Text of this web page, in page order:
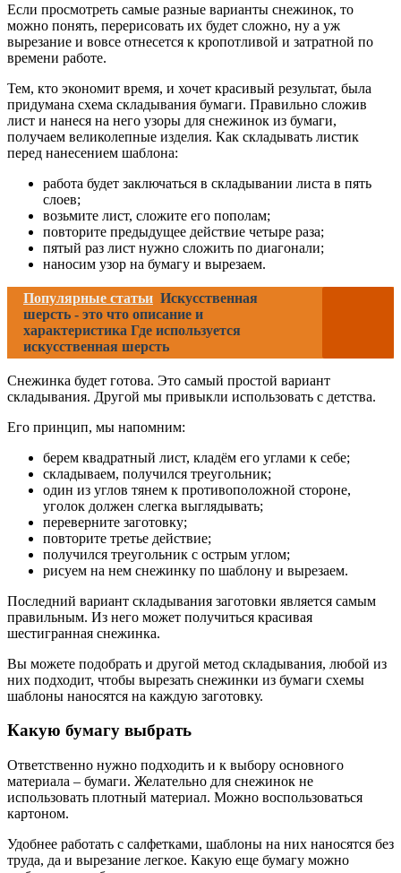
Если просмотреть самые разные варианты снежинок, то
можно понять, перерисовать их будет сложно, ну а уж
вырезание и вовсе отнесется к кропотливой и затратной по
времени работе.
Тем, кто экономит время, и хочет красивый результат, была
придумана схема складывания бумаги. Правильно сложив
лист и нанеся на него узоры для снежинок из бумаги,
получаем великолепные изделия. Как складывать листик
перед нанесением шаблона:
работа будет заключаться в складывании листа в пять
слоев;
возьмите лист, сложите его пополам;
повторите предыдущее действие четыре раза;
пятый раз лист нужно сложить по диагонали;
наносим узор на бумагу и вырезаем.
Популярные статьи Искусственная
шерсть - это что описание и
характеристика Где используется
искусственная шерсть
Снежинка будет готова. Это самый простой вариант
складывания. Другой мы привыкли использовать с детства.
Его принцип, мы напомним:
берем квадратный лист, кладём его углами к себе;
складываем, получился треугольник;
один из углов тянем к противоположной стороне,
уголок должен слегка выглядывать;
переверните заготовку;
повторите третье действие;
получился треугольник с острым углом;
рисуем на нем снежинку по шаблону и вырезаем.
Последний вариант складывания заготовки является самым
правильным. Из него может получиться красивая
шестигранная снежинка.
Вы можете подобрать и другой метод складывания, любой из
них подходит, чтобы вырезать снежинки из бумаги схемы
шаблоны наносятся на каждую заготовку.
Какую бумагу выбрать
Ответственно нужно подходить и к выбору основного
материала – бумаги. Желательно для снежинок не
использовать плотный материал. Можно воспользоваться
картоном.
Удобнее работать с салфетками, шаблоны на них наносятся без
труда, да и вырезание легкое. Какую еще бумагу можно